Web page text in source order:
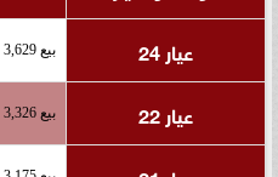
عيار 24
بيع 3,629 شراء 3,686
عيار 22 بيع 3,326 شراء 3,379